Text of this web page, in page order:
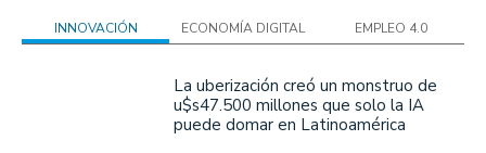
INNOVACIÓN ECONOMÍA DIGITAL EMPLEO 4.0
La uberización creó un monstruo de
u$s47.500 millones que solo la IA
puede domar en Latinoamérica